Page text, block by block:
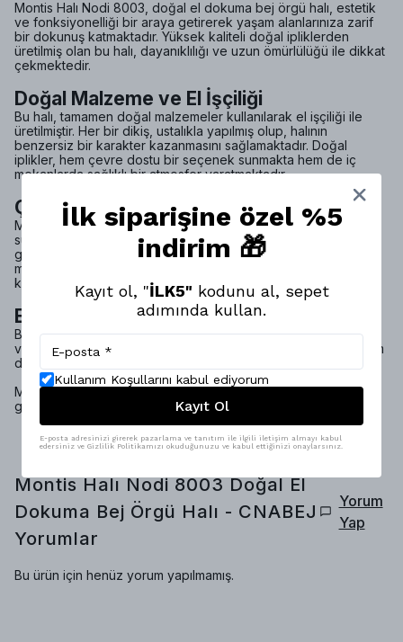
Montis Halı Nodi 8003, doğal el dokuma bej örgü halı, estetik
ve fonksiyonelliği bir araya getirerek yaşam alanlarınıza zarif
bir dokunuş katmaktadır. Yüksek kaliteli doğal ipliklerden
üretilmiş olan bu halı, dayanıklılığı ve uzun ömürlülüğü ile dikkat
çekmektedir.
Doğal Malzeme ve El İşçiliği
Bu halı, tamamen doğal malzemeler kullanılarak el işçiliği ile
üretilmiştir. Her bir dikiş, ustalıkla yapılmış olup, halının
benzersiz bir karakter kazanmasını sağlamaktadır. Doğal
iplikler, hem çevre dostu bir seçenek sunmakta hem de iç
mekanlarda sağlıklı bir atmosfer yaratmaktadır.
Çeşitli Boyut Seçenekleri
Montis Halı Nodi 8003, farklı boyut seçenekleri ile
sunulmaktadır. 80x150 cm’den 200x290 cm’ye kadar uzanan
geniş bir yelpazede, her mekana uygun alternatifler bulmak
mümkündür. Bu çeşitlilik, halının farklı alanlarda kullanımını
kolaylaştırmaktadır.
Estetik ve Fonksiyonellik
Bej tonları, sıcak bir atmosfer yaratırken, örgü deseni modern
ve şık bir görünüm sunmaktadır. Bu halı, hem oturma odası hem
de yatak odası gibi farklı alanlarda kullanılabilir.
Montis Halı Nodi 8003, estetik ve işlevselliği bir araya
getirerek, yaşam alanlarınıza değer katacak bir seçimdir.
Montis Halı Nodi 8003 Doğal El
Dokuma Bej Örgü Halı - CNABEJ
Yorumlar
Yorum
Yap
Bu ürün için henüz yorum yapılmamış.
İlk siparişine özel %5
indirim 🎁
Kayıt ol, "İLK5" kodunu al, sepet
adımında kullan.
Kullanım Koşullarını kabul ediyorum
Kayıt Ol
E-posta adresinizi girerek pazarlama ve tanıtım ile ilgili iletişim almayı kabul
edersiniz ve Gizlilik Politikamızı okuduğunuzu ve kabul ettiğinizi onaylarsınız.